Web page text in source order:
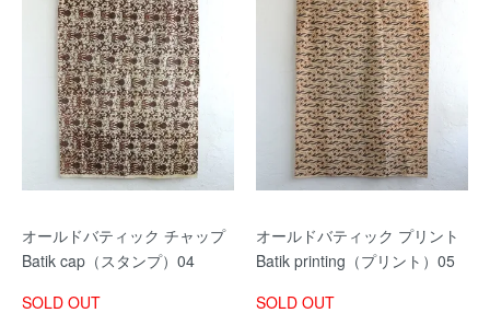
オールドバティック チャップ
Batik cap（スタンプ）04
SOLD OUT
オールドバティック プリント
Batik printing（プリント）05
SOLD OUT